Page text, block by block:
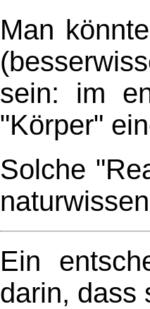
Man
sein: im
"Körper"
Solche
Ein
darin, dass